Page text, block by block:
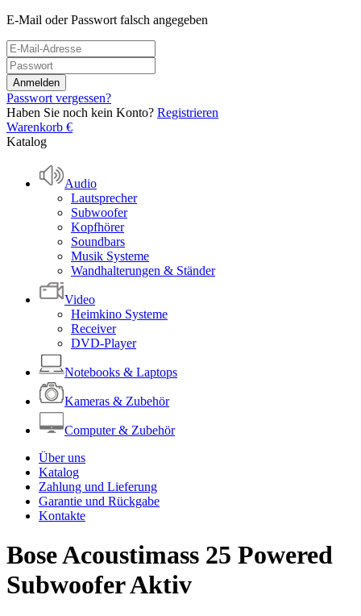
E-Mail oder Passwort falsch angegeben
Passwort vergessen?
Haben Sie noch kein Konto? Registrieren
Warenkorb €
Katalog
Audio
Lautsprecher
Subwoofer
Kopfhörer
Soundbars
Musik Systeme
Wandhalterungen & Ständer
Video
Heimkino Systeme
Receiver
DVD-Player
Notebooks & Laptops
Kameras & Zubehör
Computer & Zubehör
Über uns
Katalog
Zahlung und Lieferung
Garantie und Rückgabe
Kontakte
Bose Acoustimass 25 Powered
Subwoofer Aktiv